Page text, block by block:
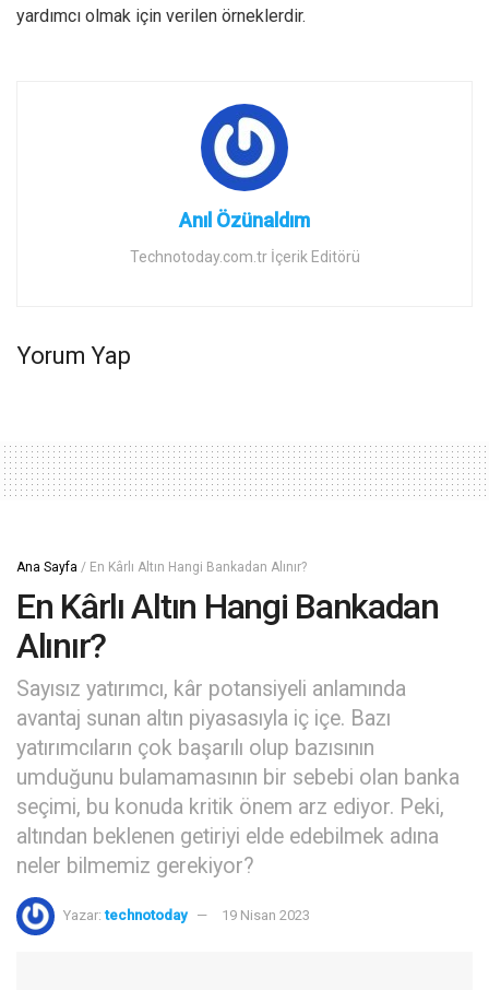
yardımcı olmak için verilen örneklerdir.
Anıl Özünaldım
Technotoday.com.tr İçerik Editörü
Yorum Yap
Ana Sayfa / En Kârlı Altın Hangi Bankadan Alınır?
En Kârlı Altın Hangi Bankadan
Alınır?
Sayısız yatırımcı, kâr potansiyeli anlamında
avantaj sunan altın piyasasıyla iç içe. Bazı
yatırımcıların çok başarılı olup bazısının
umduğunu bulamamasının bir sebebi olan banka
seçimi, bu konuda kritik önem arz ediyor. Peki,
altından beklenen getiriyi elde edebilmek adına
neler bilmemiz gerekiyor?
Yazar: technotoday 19 Nisan 2023